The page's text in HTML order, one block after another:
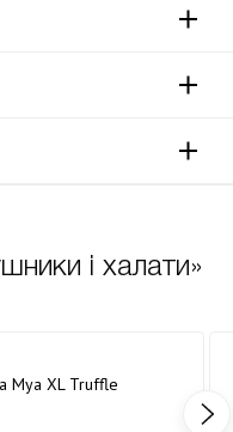
і халати»
Mya XL Truffle